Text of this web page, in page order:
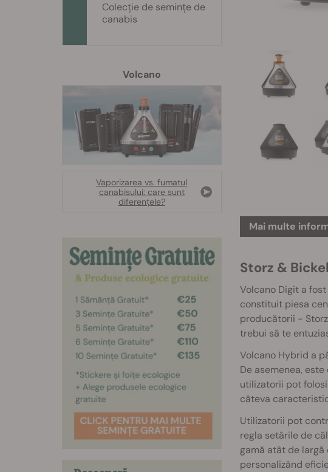
Mai multe
Storz &
Volcano Digit a
constituit piesa
producătorii -
trebui să te
Volcano Hybrid a
De asemenea,
utilizatorii pot
câteva
Utilizatorii pot
regla setările de
gamă atât de
personalizând
Colecție de semințe de
canabis
Volcano
Vaporizarea vs. fumatul
canabisului: care sunt
diferențele?